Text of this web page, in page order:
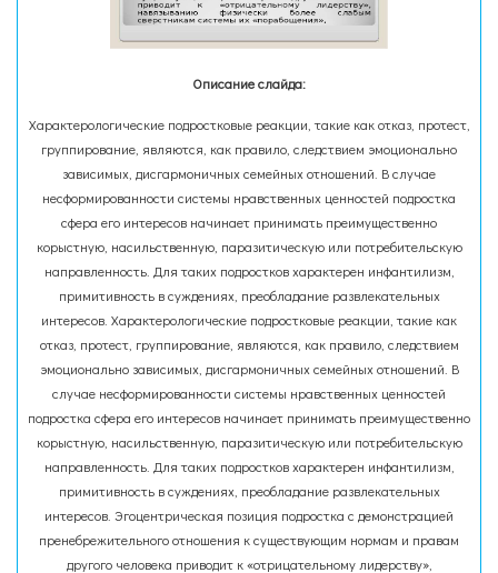
Описание слайда:
Характерологические подростковые реакции, такие как отказ, протест,
группирование, являются, как правило, следствием эмоционально
зависимых, дисгармоничных семейных отношений. В случае
несформированности системы нравственных ценностей подростка
сфера его интересов начинает принимать преимущественно
корыстную, насильственную, паразитическую или потребительскую
направленность. Для таких подростков характерен инфантилизм,
примитивность в суждениях, преобладание развлекательных
интересов. Характерологические подростковые реакции, такие как
отказ, протест, группирование, являются, как правило, следствием
эмоционально зависимых, дисгармоничных семейных отношений. В
случае несформированности системы нравственных ценностей
подростка сфера его интересов начинает принимать преимущественно
корыстную, насильственную, паразитическую или потребительскую
направленность. Для таких подростков характерен инфантилизм,
примитивность в суждениях, преобладание развлекательных
интересов. Эгоцентрическая позиция подростка с демонстрацией
пренебрежительного отношения к существующим нормам и правам
другого человека приводит к «отрицательному лидерству»,